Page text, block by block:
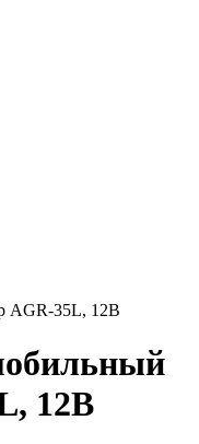
AGR-35L, 12В
12В